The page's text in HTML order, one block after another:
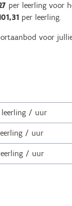
per leerling voor
per leerling.
voor
leerling / uur
/ uur
/ uur